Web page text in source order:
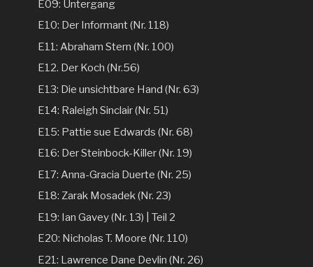
E09: Untergang
E10: Der Informant (Nr. 118)
E11: Abraham Stern (Nr. 100)
E12. Der Koch (Nr.56)
E13: Die unsichtbare Hand (Nr. 63)
E14: Raleigh Sinclair (Nr. 51)
E15: Pattie sue Edwards (Nr. 68)
E16: Der Steinbock-Killer (Nr. 19)
E17: Anna-Gracia Duerte (Nr. 25)
E18: Zarak Mosadek (Nr. 23)
E19: Ian Gavey (Nr. 13) | Teil 2
E20: Nicholas T. Moore (Nr. 110)
E21: Lawrence Dane Devlin (Nr. 26)